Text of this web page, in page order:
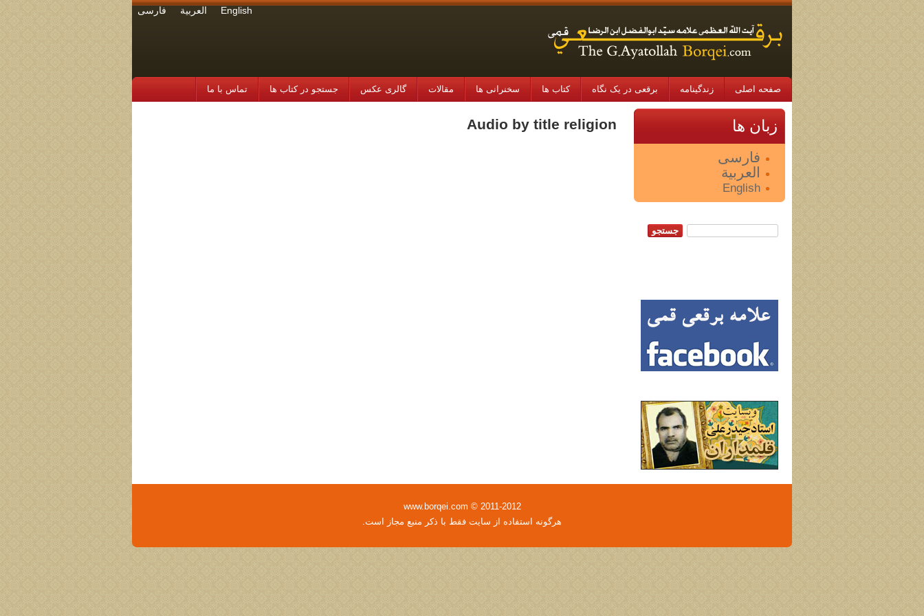
English العربية فارسی
صفحه اصلی زندگینامه برقعی در یک نگاه کتاب ها سخنرانی ها مقالات گالری عکس جستجو در کتاب ها تماس با ما
زبان ها
فارسی
العربية
English
Audio by title religion
www.borqei.com © 2011-2012
هرگونه استفاده از سایت فقط با ذکر منبع مجاز است.